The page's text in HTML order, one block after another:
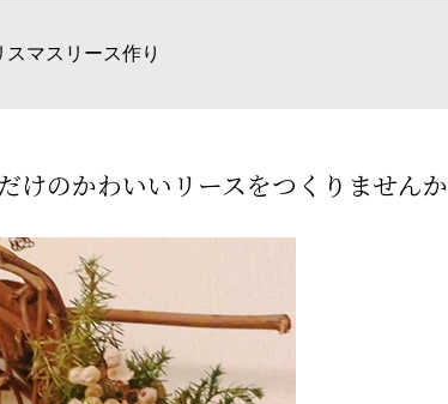
マスリース作り
のかわいいリースをつくりませんか